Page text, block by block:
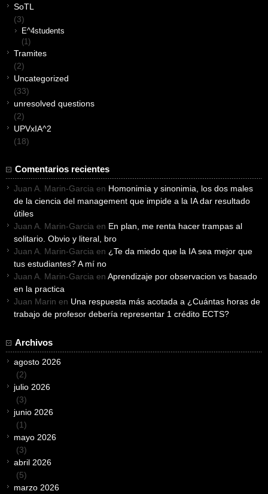
SoTL
(3)
E^4students
(1)
Tramites
(2)
Uncategorized
(33)
unresolved questions
(2)
UPVxIA^2
(18)
Comentarios recientes
Juan A. Marin-Garcia en Homonimia y sinonimia, los dos males
de la ciencia del management que impide a la IA dar resultado
útiles
Juan A. Marin-Garcia en En plan, me renta hacer trampas al
solitario. Obvio y literal, bro
Juan A. Marin-Garcia en ¿Te da miedo que la IA sea mejor que
tus estudiantes? A mí no
Juan A. Marin-Garcia en Aprendizaje por observacion vs basado
en la practica
Juan Marin en Una respuesta más acotada a ¿Cuántas horas de
trabajo de profesor debería representar 1 crédito ECTS?
Archivos
agosto 2026
(2)
julio 2026
(3)
junio 2026
(1)
mayo 2026
(3)
abril 2026
(5)
marzo 2026